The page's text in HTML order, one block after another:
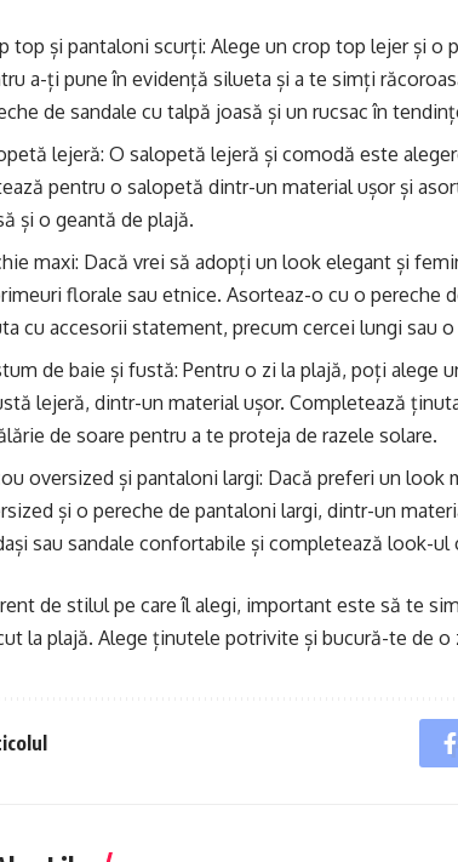
top și pantaloni scurți: Alege un crop top lejer și o
a-ți pune în evidență silueta și a te simți
de sandale cu talpă joasă și un rucsac în
lejeră: O salopetă lejeră și comodă este
pentru o salopetă dintr-un material ușor și
și o geantă de plajă.
maxi: Dacă vrei să adopți un look elegant și
florale sau etnice. Asorteaz-o cu o pereche
cu accesorii statement, precum cercei lungi sau
de baie și fustă: Pentru o zi la plajă, poți alege
lejeră, dintr-un material ușor. Completează
de soare pentru a te proteja de razele solare.
oversized și pantaloni largi: Dacă preferi un look
și o pereche de pantaloni largi, dintr-un
sau sandale confortabile și completează look-ul
de stilul pe care îl alegi, important este să te
la plajă. Alege ținutele potrivite și bucură-te de o